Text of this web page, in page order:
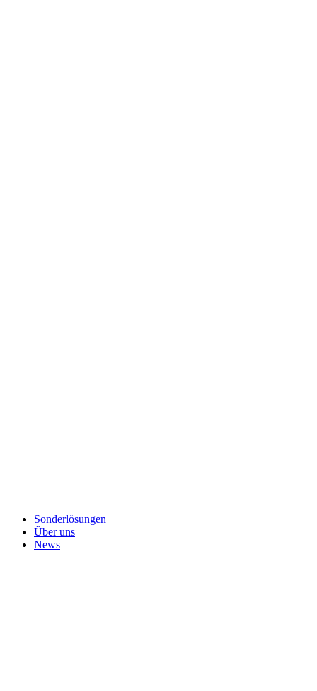
Sonderlösungen
Über uns
News